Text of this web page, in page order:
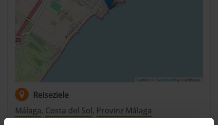
Leaflet | © OpenStreetMapcontributors
Reiseziele
Málaga, Costa del Sol, Provinz Málaga